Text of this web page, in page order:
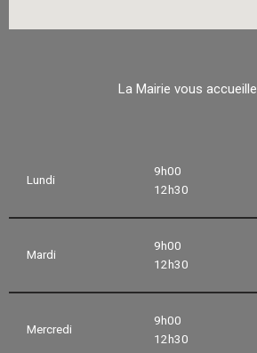
La Mairie vous
Lundi
9h00
12h30
Mardi
9h00
12h30
Mercredi
9h00
12h30